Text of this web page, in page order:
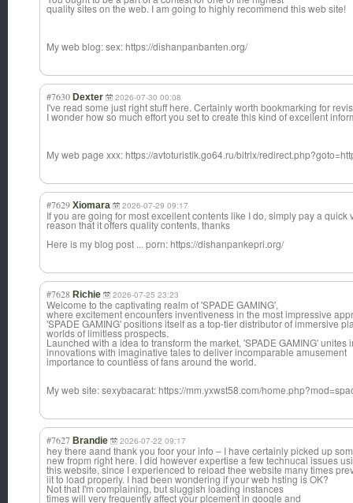
quality sites on the web. I am going to highly recommend this web site!
My web blog: sex: https://dishanpanbanten.org/
#7630 Dexter 2026-07-30 00:08
I've read some just right stuff here. Certainly worth bookmarking for
I wonder how so much effort you set to create this kind of excellent
My web page xxx: https://avtoturistik.go64.ru/bitrix/
#7629 Xiomara 2026-07-29 09:17
If you are going for most excellent contents like I do, simply pay a quick
reason that it offers quality contents, thanks
Here is my blog post ... porn: https://dishanpankepri.org/
#7628 Richie 2026-07-25 23:23
Welcome to the captivating realm of 'SPADE GAMING',
where excitement encounters inventiveness in the most impressive
'SPADE GAMING' positions itself as a top-tier distributor of immersive
worlds of limitless prospects.
Launched with a idea to transform the market, 'SPADE GAMING' unites
innovations with imaginative tales to deliver incomparable amusement
importance to countless of fans around the world.
My web site: sexybacarat: https://mm.yxwst58.com/
#7627 Brandie 2026-07-22 09:17
hey there aand thank you foor your info – I have certainly picked up
new fropm right here. I did however expertise a few technucal issues
this website, since I experienced to reload thee website many times
iit to load properly. I had been wondering if your web hsting is OK?
Not that I'm complaining, but sluggish loading instances
times will very frequently affect your plcement in google and